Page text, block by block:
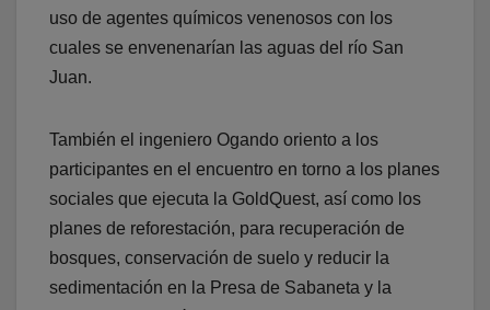
uso de agentes químicos venenosos con los
cuales se envenenarían las aguas del río San
Juan.
También el ingeniero Ogando oriento a los
participantes en el encuentro en torno a los planes
sociales que ejecuta la GoldQuest, así como los
planes de reforestación, para recuperación de
bosques, conservación de suelo y reducir la
sedimentación en la Presa de Sabaneta y la